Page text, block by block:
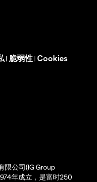
| 脆弱性 | Cookies
限公司(IG Group
年成立，是富时250